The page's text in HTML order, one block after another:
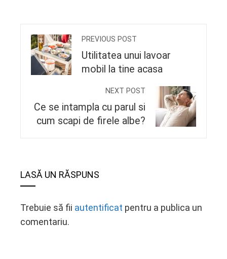
PREVIOUS POST
Utilitatea unui lavoar
mobil la tine acasa
NEXT POST
Ce se intampla cu parul si
cum scapi de firele albe?
LASĂ UN RĂSPUNS
Trebuie să fii autentificat pentru a publica un
comentariu.